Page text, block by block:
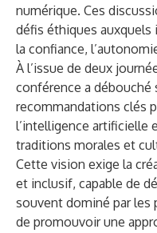
numérique. Ces
défis éthiques auxquels
la confiance,
À l’issue de deux
conférence a débouché
recommandations clés
l’intelligence artificielle
traditions morales et
Cette vision exige la
et inclusif, capable de
souvent dominé par les
de promouvoir une